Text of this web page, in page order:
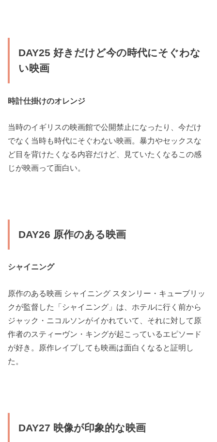
DAY25 好きだけど今の時代にそぐわな
い映画
時計仕掛けのオレンジ
当時のイギリスの映画館で公開禁止になったり、今だけ
でなく当時も時代にそぐわない映画。暴力やセックスな
ど目を背けたくなる内容だけど、見ていたくなるこの感
じが映画って面白い。
DAY26 原作のある映画
シャイニング
原作のある映画 シャイニング スタンリー・キューブリッ
クが監督した「シャイニング」は、ホテルに行く前から
ジャック・ニコルソンがイかれていて、それに対して原
作者のスティーヴン・キングが起こっているエピソード
が好き。原作レイプしても映画は面白くなると証明し
た。
DAY27 映像が印象的な映画